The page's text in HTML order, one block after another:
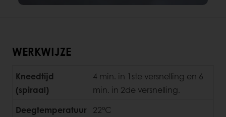
WERKWIJZE
Kneedtijd
(spiraal)
4 min. in 1ste versnelling en 6
min. in 2de versnelling.
Deegtemperatuur
22°C